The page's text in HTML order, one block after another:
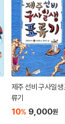
제주 선비 구사일생
류기
10% 9,000원